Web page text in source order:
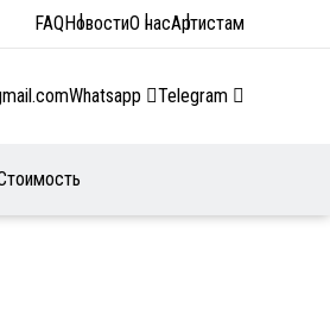
FAQНовостиО насАртистам
Whatsapp Telegram